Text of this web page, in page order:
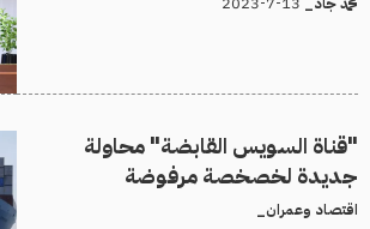
"قناة السويس القابضة" محاولة
جديدة لخصخصة مرفوضة
اقتصاد وعمران_